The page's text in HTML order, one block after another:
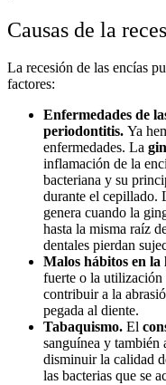
Causas de la
La recesión de las encías
factores:
Enfermedades de
periodontitis. Ya
enfermedades. La
inflamación de la
bacteriana y su
durante el cepillado.
genera cuando la
hasta la misma raíz
dentales pierdan
Malos hábitos en la
fuerte o la utilización
contribuir a la
pegada al diente.
Tabaquismo. El
sanguínea y también
disminuir la calidad
las bacterias que se